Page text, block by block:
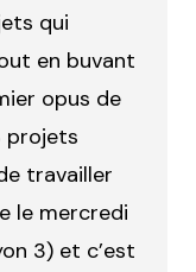
qui
en buvant
opus de
projets
travailler
le mercredi
3) et c’est